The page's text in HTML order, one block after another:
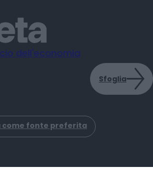
dell'economia
Sfoglia
come fonte preferita